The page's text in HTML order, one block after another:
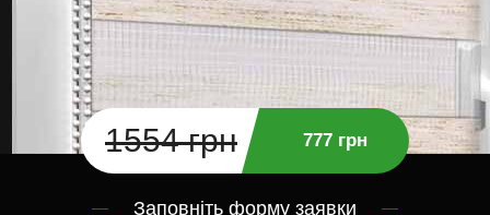
1554 грн 777 грн
Заповніть форму заявки